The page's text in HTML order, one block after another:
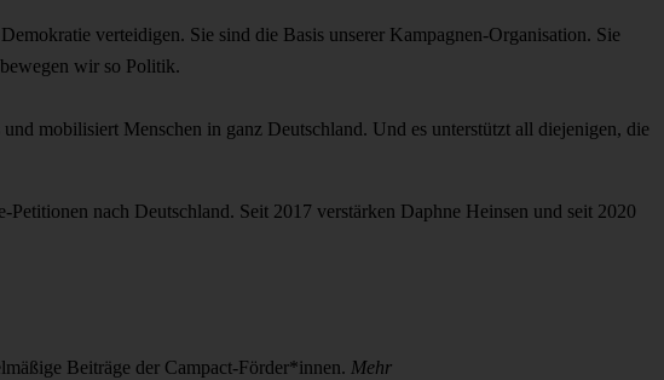
verteidigen. Sie sind die Basis unserer Kampagnen-Organisation. Sie
wir so Politik.
mobilisiert Menschen in ganz Deutschland. Und es unterstützt all diejenigen, die
nach Deutschland. Seit 2017 verstärken Daphne Heinsen und seit 2020
Beiträge der Campact-Förder*innen. Mehr